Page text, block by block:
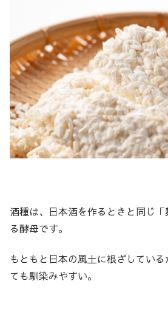
酒種は、日本酒を作るときと同じ
る酵母です。
もともと日本の風土に根ざしてい
ても馴染みやすい。